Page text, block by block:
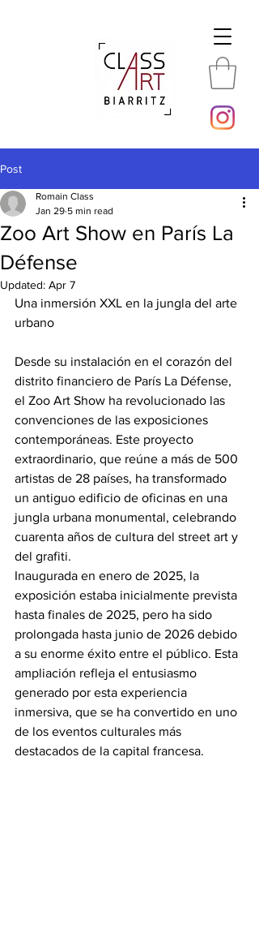
Post
Zoo Art Show en París La
Défense
Romain Class
Jan 29 5 min read
Updated: Apr 7
Una inmersión XXL en la jungla del arte
urbano
Desde su instalación en el corazón del
distrito financiero de París La Défense,
el Zoo Art Show ha revolucionado las
convenciones de las exposiciones
contemporáneas. Este proyecto
extraordinario, que reúne a más de 500
artistas de 28 países, ha transformado
un antiguo edificio de oficinas en una
jungla urbana monumental, celebrando
cuarenta años de cultura del street art y
del grafiti.
Inaugurada en enero de 2025, la
exposición estaba inicialmente prevista
hasta finales de 2025, pero ha sido
prolongada hasta junio de 2026 debido
a su enorme éxito entre el público. Esta
ampliación refleja el entusiasmo
generado por esta experiencia
inmersiva, que se ha convertido en uno
de los eventos culturales más
destacados de la capital francesa.